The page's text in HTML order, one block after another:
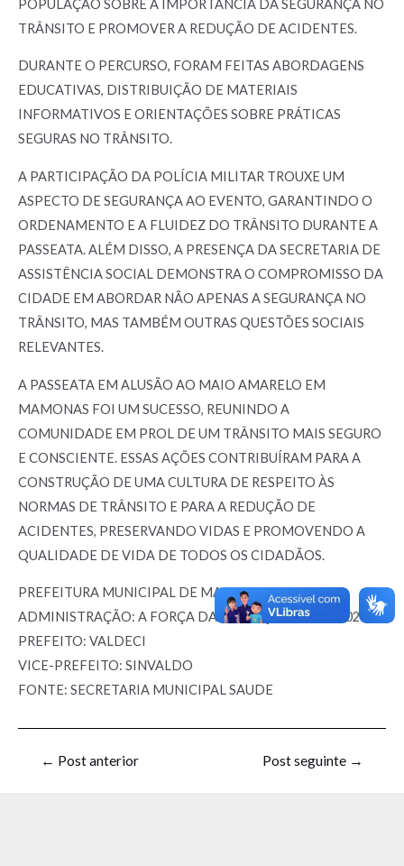
POPULAÇÃO SOBRE A IMPORTÂNCIA DA SEGURANÇA NO
TRÂNSITO E PROMOVER A REDUÇÃO DE ACIDENTES.
DURANTE O PERCURSO, FORAM FEITAS ABORDAGENS
EDUCATIVAS, DISTRIBUIÇÃO DE MATERIAIS
INFORMATIVOS E ORIENTAÇÕES SOBRE PRÁTICAS
SEGURAS NO TRÂNSITO.
A PARTICIPAÇÃO DA POLÍCIA MILITAR TROUXE UM
ASPECTO DE SEGURANÇA AO EVENTO, GARANTINDO O
ORDENAMENTO E A FLUIDEZ DO TRÂNSITO DURANTE A
PASSEATA. ALÉM DISSO, A PRESENÇA DA SECRETARIA DE
ASSISTÊNCIA SOCIAL DEMONSTRA O COMPROMISSO DA
CIDADE EM ABORDAR NÃO APENAS A SEGURANÇA NO
TRÂNSITO, MAS TAMBÉM OUTRAS QUESTÕES SOCIAIS
RELEVANTES.
A PASSEATA EM ALUSÃO AO MAIO AMARELO EM
MAMONAS FOI UM SUCESSO, REUNINDO A
COMUNIDADE EM PROL DE UM TRÂNSITO MAIS SEGURO
E CONSCIENTE. ESSAS AÇÕES CONTRIBUÍRAM PARA A
CONSTRUÇÃO DE UMA CULTURA DE RESPEITO ÀS
NORMAS DE TRÂNSITO E PARA A REDUÇÃO DE
ACIDENTES, PRESERVANDO VIDAS E PROMOVENDO A
QUALIDADE DE VIDA DE TODOS OS CIDADÃOS.
PREFEITURA MUNICIPAL DE MAMONAS-MG
ADMINISTRAÇÃO: A FORÇA DA INOVAÇÃO – 2021-2024
PREFEITO: VALDECI
VICE-PREFEITO: SINVALDO
FONTE: SECRETARIA MUNICIPAL SAUDE
← Post anterior Post seguinte →